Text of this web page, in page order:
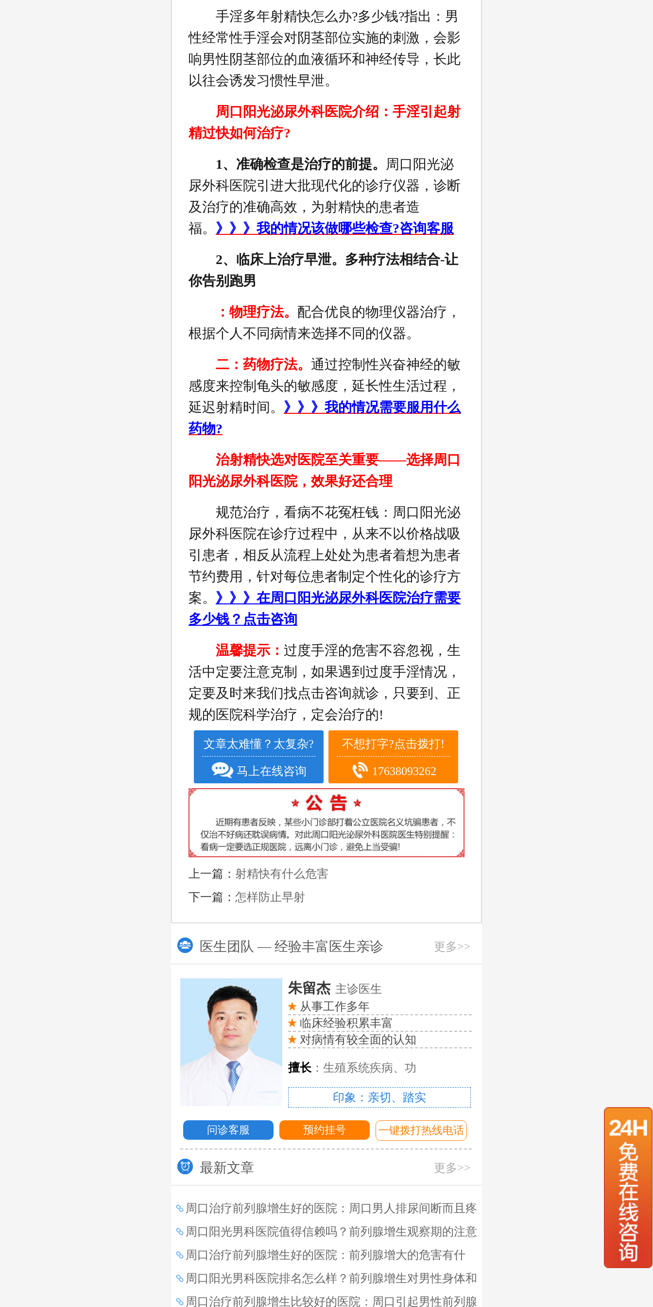
手淫多年射精快怎么办?多少钱?指出：男
性经常性手淫会对阴茎部位实施的刺激，会影
响男性阴茎部位的血液循环和神经传导，长此
以往会诱发习惯性早泄。
周口阳光泌尿外科医院介绍：手淫引起射
精过快如何治疗?
1、准确检查是治疗的前提。 周口阳光泌
尿外科医院引进大批现代化的诊疗仪器，诊断
及治疗的准确高效，为射精快的患者造
福。 》》》我的情况该做哪些检查?咨询客服
2、临床上治疗早泄。多种疗法相结合-让
你告别跑男
： 物理疗法。 配合优良的物理仪器治疗，
根据个人不同病情来选择不同的仪器。
二： 药物疗法。 通过控制性兴奋神经的敏
感度来控制龟头的敏感度，延长性生活过程，
延迟射精时间。 》》》我的情况需要服用什么
药物?
治射精快选对医院至关重要——选择周口
阳光泌尿外科医院，效果好还合理
规范治疗，看病不花冤枉钱：周口阳光泌
尿外科医院在诊疗过程中，从来不以价格战吸
引患者，相反从流程上处处为患者着想为患者
节约费用，针对每位患者制定个性化的诊疗方
案。 》》》在周口阳光泌尿外科医院治疗需要
多少钱？点击咨询
温馨提示： 过度手淫的危害不容忽视，生
活中定要注意克制，如果遇到过度手淫情况，
定要及时来我们找点击咨询就诊，只要到、正
规的医院科学治疗，定会治疗的!
文章太难懂？太复杂?
马上在线咨询
不想打字?点击拨打!
17638093262
上一篇： 射精快有什么危害
下一篇： 怎样防止早射
医生团队 — 经验丰富医生亲诊 更多>>
朱留杰 主诊医生
从事工作多年
临床经验积累丰富
对病情有较全面的认知
擅长 ：生殖系统疾病、功
印象：亲切、踏实
问诊客服 预约挂号 一键拨打热线电话 预约挂号
最新文章 更多>>
周口治疗前列腺增生好的医院：周口男人排尿间断而且疼
痛是怎么了？
周口阳光男科医院值得信赖吗？前列腺增生观察期的注意
事项？
周口治疗前列腺增生好的医院：前列腺增大的危害有什
么？
周口阳光男科医院排名怎么样？前列腺增生对男性身体和
生活的影响？
周口治疗前列腺增生比较好的医院：周口引起男性前列腺